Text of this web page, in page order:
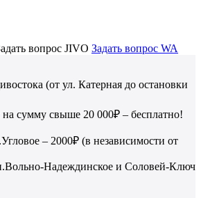
вопрос JIVO Задать вопрос WA
(от ул. Катерная до остановки
сумму свыше 20 000₽ – бесплатно!
– 2000₽ (в независимости от
Надеждинское и Соловей-Ключ